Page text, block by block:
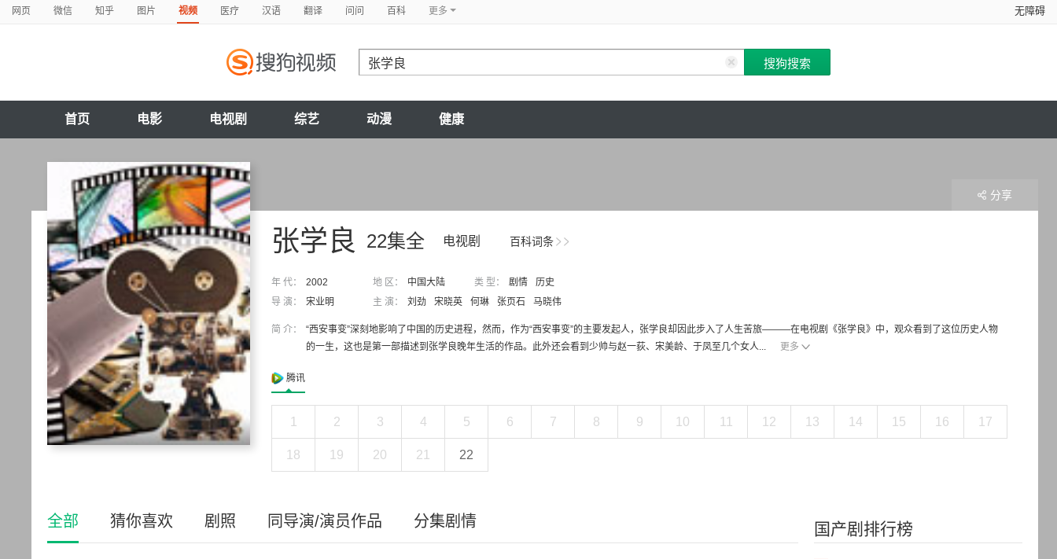
网页 微信 知乎 图片 视频 医疗 汉语 翻译 问问 百科 更多 无障碍
首页 电影 电视剧 综艺 动漫 健康
百科词条
22集全 电视剧
张学良
年 代： 2002 地 区： 中国大陆 类 型： 剧情
历史
导 演：
宋业明 主 演： 刘劲 宋晓英 何琳 张页石 马晓伟
简 介：
“西安事变”深刻地影响了中国的历史进程，然而，作为“西安事变”的主要发起人，张学良却因此步入了人生苦旅———在电视剧《张学良》中，观众看到了这位历史人物
的一生，这也是第一部描述到张学良晚年生活的作品。此外还会看到少帅与赵一荻、宋美龄、于凤至几个女人...
更多
腾讯
1 2 3 4 5 6 7 8 9 10 11 12 13 14 15 16 17
18 19 20 21 22
分享
国产剧排行榜
全部 猜你喜欢 剧照 同导演/演员作品 分集剧情